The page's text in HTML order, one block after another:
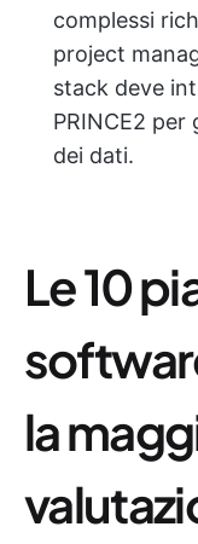
complessi
project
stack deve
PRINCE2
dei dati.
Le 10
la